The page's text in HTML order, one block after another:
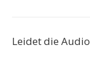
Leidet die